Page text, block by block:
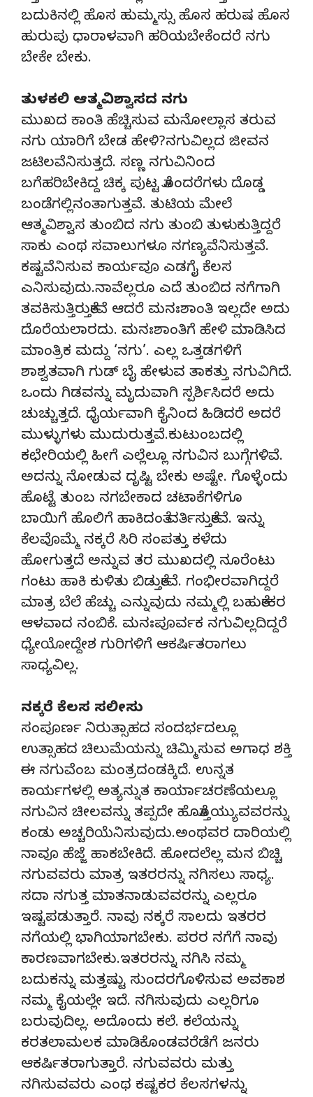
ಬದುಕಿನಲ್ಲಿ ಹೊಸ ಹುಮ್ಮಸ್ಸು ಹೊಸ ಹರುಷ ಹೊಸ
ಹುರುಪು ಧಾರಾಳವಾಗಿ ಹರಿಯಬೇಕೆಂದರೆ ನಗು
ಬೇಕೇ ಬೇಕು.
ತುಳಕಲಿ ಆತ್ಮವಿಶ್ವಾಸದ ನಗು
ಮುಖದ ಕಾಂತಿ ಹೆಚ್ಚಿಸುವ ಮನೋಲ್ಲಾಸ ತರುವ
ನಗು ಯಾರಿಗೆ ಬೇಡ ಹೇಳಿ?ನಗುವಿಲ್ಲದ ಜೀವನ
ಜಟಿಲವೆನಿಸುತ್ತದೆ. ಸಣ್ಣ ನಗುವಿನಿಂದ
ಬಗೆಹರಿಬೇಕಿದ್ದ ಚಿಕ್ಕ ಪುಟ್ಟ ತೊಂದರೆಗಳು ದೊಡ್ಡ
ಬಂಡೆಗಲ್ಲಿನಂತಾಗುತ್ತವೆ. ತುಟಿಯ ಮೇಲೆ
ಆತ್ಮವಿಶ್ವಾಸ ತುಂಬಿದ ನಗು ತುಂಬಿ ತುಳುಕುತ್ತಿದ್ದರೆ
ಸಾಕು ಎಂಥ ಸವಾಲುಗಳೂ ನಗಣ್ಯವೆನಿಸುತ್ತವೆ.
ಕಷ್ಟವೆನಿಸುವ ಕಾರ್ಯವೂ ಎಡಗೈ ಕೆಲಸ
ಎನಿಸುವುದು.ನಾವೆಲ್ಲರೂ ಎದೆ ತುಂಬಿದ ನಗೆಗಾಗಿ
ತವಕಿಸುತ್ತಿರುತ್ತೇವೆ ಆದರೆ ಮನಃಶಾಂತಿ ಇಲ್ಲದೇ ಅದು
ದೊರೆಯಲಾರದು. ಮನಃಶಾಂತಿಗೆ ಹೇಳಿ ಮಾಡಿಸಿದ
ಮಾಂತ್ರಿಕ ಮದ್ದು ‘ನಗು’. ಎಲ್ಲ ಒತ್ತಡಗಳಿಗೆ
ಶಾಶ್ವತವಾಗಿ ಗುಡ್ ಬೈ ಹೇಳುವ ತಾಕತ್ತು ನಗುವಿಗಿದೆ.
ಒಂದು ಗಿಡವನ್ನು ಮೃದುವಾಗಿ ಸ್ಪರ್ಶಿಸಿದರೆ ಅದು
ಚುಚ್ಚುತ್ತದೆ. ಧೈರ್ಯವಾಗಿ ಕೈನಿಂದ ಹಿಡಿದರೆ ಅದರೆ
ಮುಳ್ಳುಗಳು ಮುದುರುತ್ತವೆ.ಕುಟುಂಬದಲ್ಲಿ
ಕಛೇರಿಯಲ್ಲಿ ಹೀಗೆ ಎಲ್ಲೆಲ್ಲೂ ನಗುವಿನ ಬುಗ್ಗೆಗಳಿವೆ.
ಅದನ್ನು ನೋಡುವ ದೃಷ್ಟಿ ಬೇಕು ಅಷ್ಟೇ. ಗೊಳ್ಳೆಂದು
ಹೊಟ್ಟೆ ತುಂಬ ನಗಬೇಕಾದ ಚಟಾಕೆಗಳಿಗೂ
ಬಾಯಿಗೆ ಹೊಲಿಗೆ ಹಾಕಿದಂತೆ ವರ್ತಿಸುತ್ತೇವೆ. ಇನ್ನು
ಕೆಲವೊಮ್ಮೆ ನಕ್ಕರೆ ಸಿರಿ ಸಂಪತ್ತು ಕಳೆದು
ಹೋಗುತ್ತದೆ ಅನ್ನುವ ತರ ಮುಖದಲ್ಲಿ ನೂರೆಂಟು
ಗಂಟು ಹಾಕಿ ಕುಳಿತು ಬಿಡುತ್ತೇವೆ. ಗಂಭೀರವಾಗಿದ್ದರೆ
ಮಾತ್ರ ಬೆಲೆ ಹೆಚ್ಚು ಎನ್ನುವುದು ನಮ್ಮಲ್ಲಿ ಬಹುತೇಕರ
ಆಳವಾದ ನಂಬಿಕೆ. ಮನಃಪೂರ್ವಕ ನಗುವಿಲ್ಲದಿದ್ದರೆ
ಧ್ಯೇಯೋದ್ದೇಶ ಗುರಿಗಳಿಗೆ ಆಕರ್ಷಿತರಾಗಲು
ಸಾಧ್ಯವಿಲ್ಲ.
ನಕ್ಕರೆ ಕೆಲಸ ಸಲೀಸು
ಸಂಪೂರ್ಣ ನಿರುತ್ಸಾಹದ ಸಂದರ್ಭದಲ್ಲೂ
ಉತ್ಸಾಹದ ಚಿಲುಮೆಯನ್ನು ಚಿಮ್ಮಿಸುವ ಅಗಾಧ ಶಕ್ತಿ
ಈ ನಗುವೆಂಬ ಮಂತ್ರದಂಡಕ್ಕಿದೆ. ಉನ್ನತ
ಕಾರ್ಯಗಳಲ್ಲಿ ಅತ್ಯನ್ನುತ ಕಾರ್ಯಾಚರಣೆಯಲ್ಲೂ
ನಗುವಿನ ಚೀಲವನ್ನು ತಪ್ಪದೇ ಹೊತ್ತೊಯ್ಯುವವರನ್ನು
ಕಂಡು ಅಚ್ಚರಿಯೆನಿಸುವುದು.ಅಂಥವರ ದಾರಿಯಲ್ಲಿ
ನಾವೂ ಹೆಜ್ಜೆ ಹಾಕಬೇಕಿದೆ. ಹೋದಲೆಲ್ಲ ಮನ ಬಿಚ್ಚಿ
ನಗುವವರು ಮಾತ್ರ ಇತರರನ್ನು ನಗಿಸಲು ಸಾಧ್ಯ.
ಸದಾ ನಗುತ್ತ ಮಾತನಾಡುವವರನ್ನು ಎಲ್ಲರೂ
ಇಷ್ಟಪಡುತ್ತಾರೆ. ನಾವು ನಕ್ಕರೆ ಸಾಲದು ಇತರರ
ನಗೆಯಲ್ಲಿ ಭಾಗಿಯಾಗಬೇಕು. ಪರರ ನಗೆಗೆ ನಾವು
ಕಾರಣವಾಗಬೇಕು.ಇತರರನ್ನು ನಗಿಸಿ ನಮ್ಮ
ಬದುಕನ್ನು ಮತ್ತಷ್ಟು ಸುಂದರಗೊಳಿಸುವ ಅವಕಾಶ
ನಮ್ಮ ಕೈಯಲ್ಲೇ ಇದೆ. ನಗಿಸುವುದು ಎಲ್ಲರಿಗೂ
ಬರುವುದಿಲ್ಲ. ಅದೊಂದು ಕಲೆ. ಕಲೆಯನ್ನು
ಕರತಲಾಮಲಕ ಮಾಡಿಕೊಂಡವರೆಡೆಗೆ ಜನರು
ಆಕರ್ಷಿತರಾಗುತ್ತಾರೆ. ನಗುವವರು ಮತ್ತು
ನಗಿಸುವವರು ಎಂಥ ಕಷ್ಟಕರ ಕೆಲಸಗಳನ್ನು